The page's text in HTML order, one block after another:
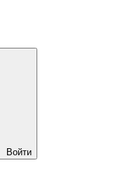
Войти